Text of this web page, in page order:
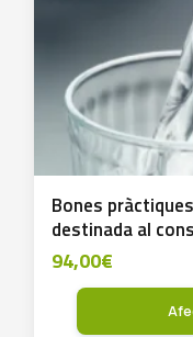
Bones
destinada al
94,00€